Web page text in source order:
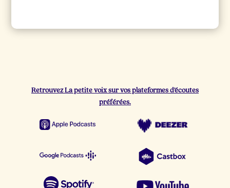
Retrouvez La petite voix sur vos plateformes d’écoutes
préférées.